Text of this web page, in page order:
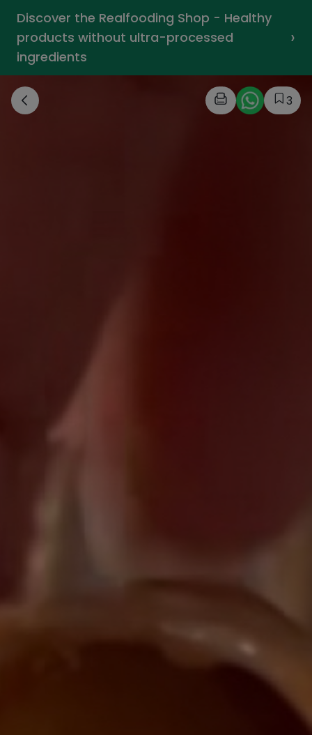
Discover the Realfooding Shop - Healthy
products without ultra-processed
ingredients
›
3